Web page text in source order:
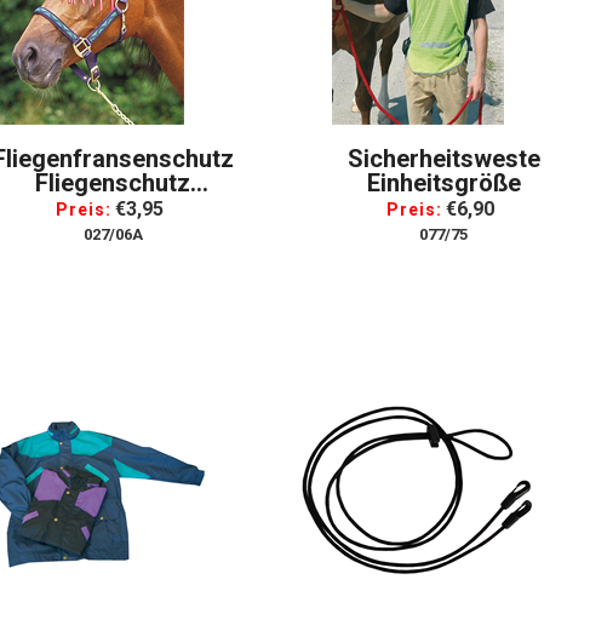
Fliegenschutz
Fliegenfransen PVC
Fliegen
Preis: €3,95
027/06A
Sicherheitsweste
Einheitsgröße
Preis: €6,90
077/75